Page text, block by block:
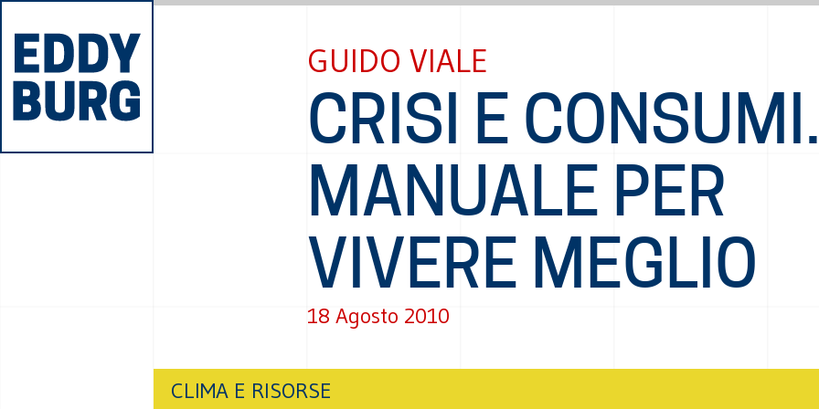
GUIDO VIALE
CRISI E
MANUALE PER
VIVERE MEGLIO
18 Agosto 2010
CLIMA E RISORSE